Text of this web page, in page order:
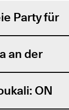
Party für
an der
ON